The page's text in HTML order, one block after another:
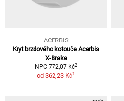
ACERBIS
Kryt brzdového kotouče Acerbis
X-Brake
NPC 772,07 Kč2
od 362,23 Kč1